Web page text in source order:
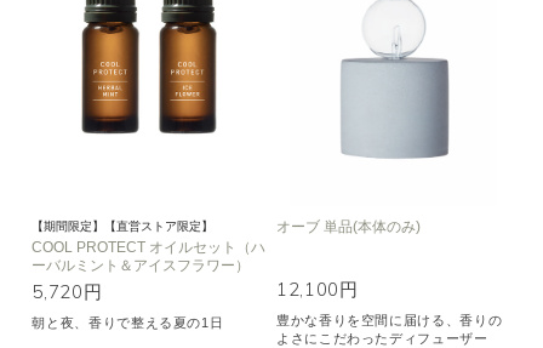
【期間限定】【直営ストア限定】
COOL PROTECT オイルセット（ハ
ーバルミント＆アイスフラワー）
5,720円
朝と夜、香りで整える夏の1日
オーブ 単品(本体のみ)
12,100円
豊かな香りを空間に届ける、香りの
よさにこだわったディフューザー